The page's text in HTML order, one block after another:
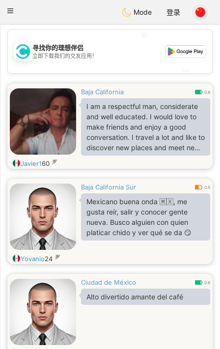
Citas
Toggle
Mode 登录
💖
💕
寻找你的理想伴侣
立即下载我们的交友应用！
Baja California 0.8
I am a respectful man, considerate
and well educated. I would love to
make friends and enjoy a good
conversation. I travel a lot and like to
discover new places and meet new
people. I enjoy a nice cup of coffee
and a glass of wine with excellent
do not send or loan money to
anyone, so please do not ask.
Javier160 岁
Baja California Sur 0.5
Mexicano buena onda 🇲🇽, me
gusta reír, salir y conocer gente
nueva. Busco alguien con quien
platicar chido y ver qué se da 😏
Yovanio24 岁
Ciudad de México 0.8
Alto divertido amante del café